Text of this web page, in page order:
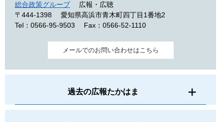
総合政策グループ
広報・広聴
〒444-1398
愛知県高浜市青木町四丁目1番地2
Tel：0566-95-9503
Fax：0566-52-1110
メールでのお問い合わせはこちら
過去の広報たかはま